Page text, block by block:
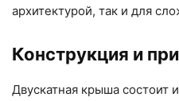
архитектурой, так и для
Конструкция и
Двускатная крыша состоит